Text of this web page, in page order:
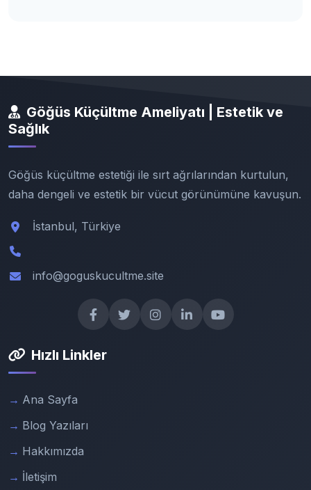
Göğüs Küçültme Ameliyatı | Estetik ve
Sağlık
Göğüs küçültme estetiği ile sırt ağrılarından kurtulun,
daha dengeli ve estetik bir vücut görünümüne kavuşun.
İstanbul, Türkiye
info@goguskucultme.site
Hızlı Linkler
Ana Sayfa
Blog Yazıları
Hakkımızda
İletişim